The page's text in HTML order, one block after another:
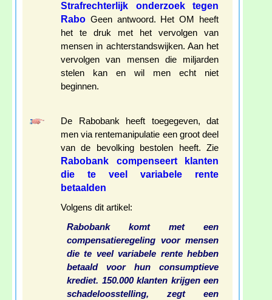
Strafrechterlijk onderzoek tegen
Rabo Geen antwoord. Het OM heeft
het te druk met het vervolgen van
mensen in achterstandswijken. Aan het
vervolgen van mensen die miljarden
stelen kan en wil men echt niet
beginnen.
De Rabobank heeft toegegeven, dat
men via rentemanipulatie een groot deel
van de bevolking bestolen heeft. Zie
Rabobank compenseert klanten
die te veel variabele rente
betaalden
Volgens dit artikel:
Rabobank komt met een
compensatieregeling voor mensen
die te veel variabele rente hebben
betaald voor hun consumptieve
krediet. 150.000 klanten krijgen een
schadeloosstelling, zegt een